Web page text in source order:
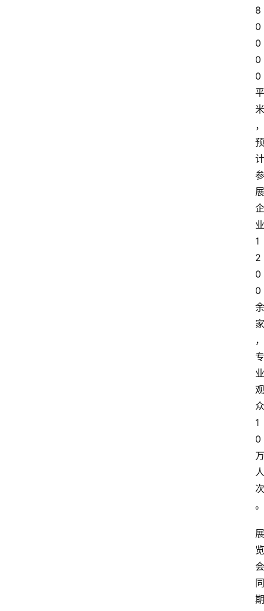
8
0
0
0
0
平
米
，
预
计
参
展
企
业
1
2
0
0
余
家
，
专
业
观
众
1
0
万
人
次
。
展
览
会
同
期